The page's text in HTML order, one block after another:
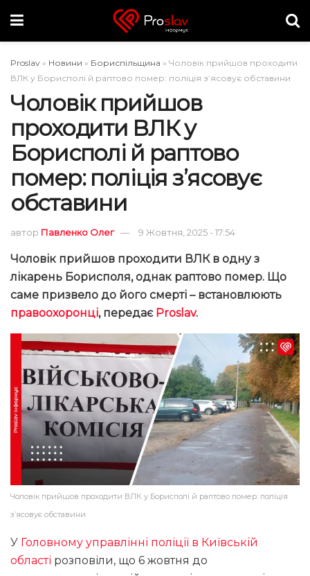
Proslav » Новини » Бориспільщина » Чоловік прийшов проходити
ВЛК у Борисполі й раптово помер: поліція з’ясовує обставини
Чоловік прийшов
проходити ВЛК у
Борисполі й раптово
помер: поліція з’ясовує
обставини
автор Павленко Олег 9 Жовтня, 2025 - 17:54
Чоловік прийшов проходити ВЛК в одну з
лікарень Борисполя, однак раптово помер. Що
саме призвело до його смерті – встановлюють
правоохоронці, передає Proslav.
Чоловік прийшов проходити ВЛК у Борисполі й раптово помер: поліція
з’ясовує обставини
У Головному управлінні поліції в Київській
області розповіли, що 6 жовтня до